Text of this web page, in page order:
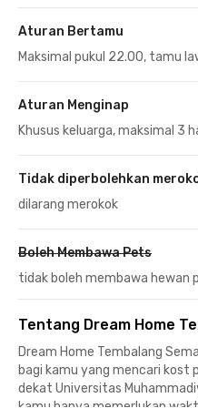
Aturan Bertamu
Maksimal pukul 22.00, tamu
Aturan Menginap
Khusus keluarga, maksimal 3
Tidak diperbolehkan
dilarang merokok
Boleh Membawa Pets
tidak boleh membawa hewan
Tentang Dream Home
Dream Home Tembalang
bagi kamu yang mencari kost
dekat Universitas